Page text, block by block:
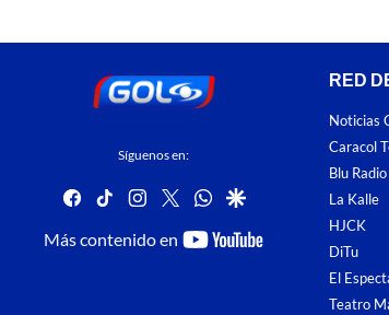
Síguenos en:
facebook
tiktokinstagram
twitterwhatsapp
google
Más contenido en
youtube-
RED
Noticias
Caracol
Blu Radio
La Kalle
HJCK
DiTu
El
Teatro